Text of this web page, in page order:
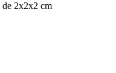
de 2x2x2 cm